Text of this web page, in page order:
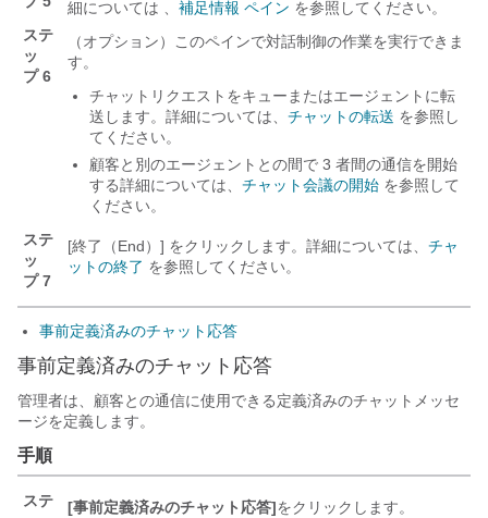
細については 、 補足情報 ペイン を参照してください。
ステ
ッ
プ 6
（オプション）このペインで対話制御の作業を実行できま
す。
チャットリクエストをキューまたはエージェントに転
送します。詳細については、 チャットの転送 を参照し
てください。
顧客と別のエージェントとの間で 3 者間の通信を開始
する詳細については、 チャット会議の開始 を参照して
ください。
ステ
ッ
プ 7
[終了（End）] をクリックします。詳細については、 チャ
ットの終了 を参照してください。
事前定義済みのチャット応答
事前定義済みのチャット応答
管理者は、顧客との通信に使用できる定義済みのチャットメッセ
ージを定義します。
手順
ステ
[事前定義済みのチャット応答]をクリックします。